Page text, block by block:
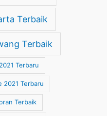
Terbaik
Terbaik
Terbaru
2021 Terbaru
Terbaik